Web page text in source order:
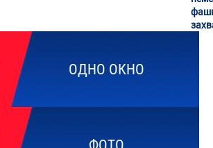
ОДНО ОКНО